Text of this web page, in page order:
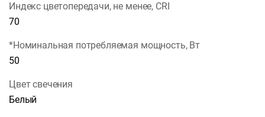
Индекс цветопередачи, не менее, CRI
70
*Номинальная потребляемая мощность, Вт
50
Цвет свечения
Белый